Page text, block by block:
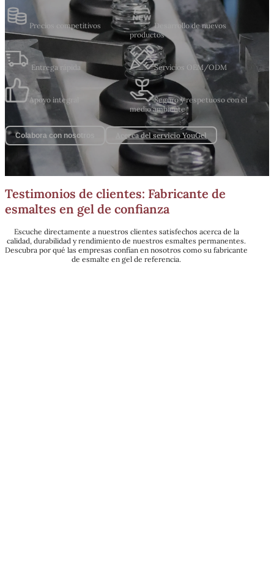
Precios competitivos
Desarrollo de nuevos
productos
Entrega rápida Servicios OEM/ODM
Apoyo integral
Seguro y respetuoso con el
medio ambiente
Colabora con nosotros Acerca del servicio YouGel
Testimonios de clientes: Fabricante de
esmaltes en gel de confianza
Escuche directamente a nuestros clientes satisfechos acerca de la
calidad, durabilidad y rendimiento de nuestros esmaltes permanentes.
Descubra por qué las empresas confían en nosotros como su fabricante
de esmalte en gel de referencia.